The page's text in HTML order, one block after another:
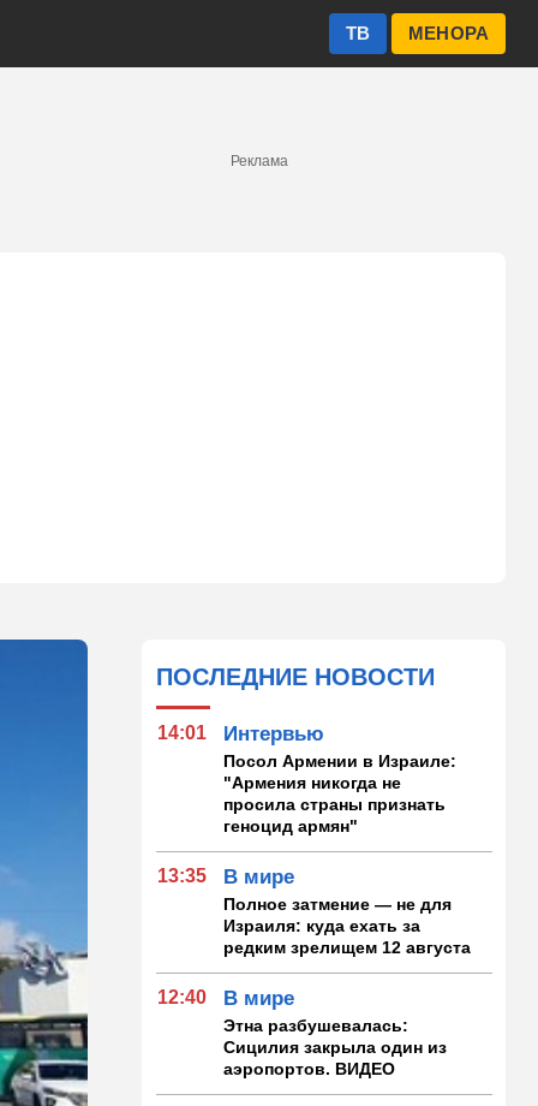
МЕНОРА
ТВ
Реклама
ПОСЛЕДНИЕ НОВОСТИ
14:01 Интервью
Посол Армении в Израиле:
"Армения никогда не
просила страны признать
геноцид армян"
13:35 В мире
Полное затмение — не для
Израиля: куда ехать за
редким зрелищем 12 августа
12:40 В мире
Этна разбушевалась:
Сицилия закрыла один из
аэропортов. ВИДЕО